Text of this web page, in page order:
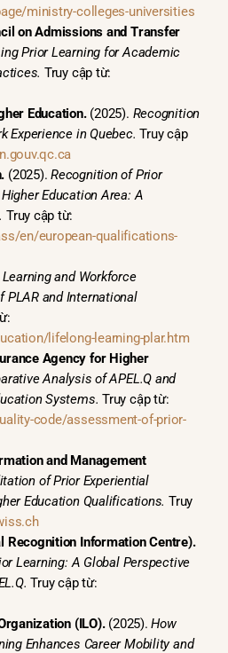
ministry-colleges-universities
on Admissions and Transfer
Prior Learning for Academic
Truy cập từ:
Education.(2025). Recognition
Experience in Quebec. Truy cập
(2025).Recognition of Prior
Education Area: A
Truy cập từ:
en/european-qualifications-
and Workforce
PLAR and International
lifelong-learning-plar.htm
Agency for Higher
Analysis of APEL.Q and
Systems. Truy cập từ:
code/assessment-of-prior-
and Management
of Prior Experiential
Education Qualifications. Truy
Recognition Information Centre).
Learning: A Global Perspective
Truy cập từ:
(ILO).(2025).How
Enhances Career Mobility and